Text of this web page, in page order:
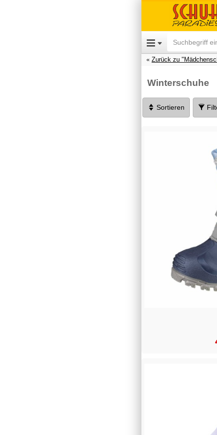
Zurück zu
Winterschuhe
Sortieren